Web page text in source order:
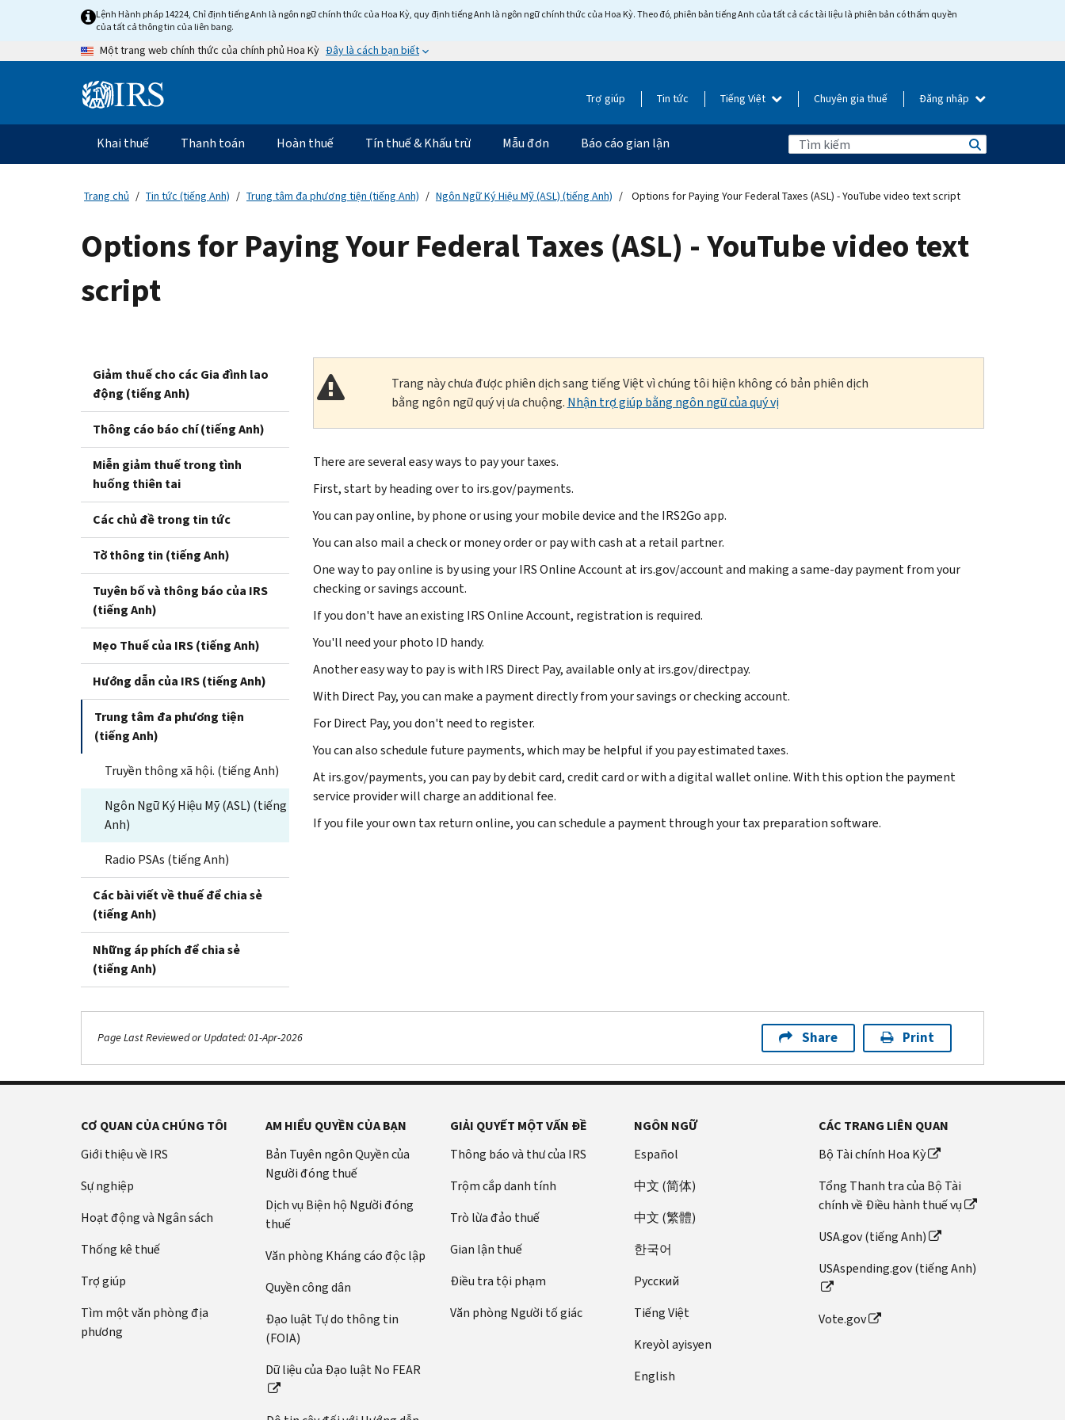
content
Lệnh Hành pháp 14224, Chỉ định tiếng Anh là ngôn ngữ chính thức của Hoa Kỳ, quy định tiếng Anh là ngôn ngữ chính thức của Hoa Kỳ. Theo đó, phiên bản tiếng Anh của tất cả các tài liệu là phiên bản có thẩm quyền
của tất cả thông tin của liên bang.
Một trang web chính thức của chính phủ Hoa Kỳ Đây là cách bạn biết
Information Trợ giúp Tin tức Tiếng Việt Chuyên gia thuế Đăng nhập
Điều
hướng
chính
Khai thuế Thanh toán Hoàn thuế Tín thuế & Khấu trừ Mẫu đơn Báo cáo gian lận
Trang chủ Tin tức (tiếng Anh) Trung tâm đa phương tiện (tiếng Anh) Ngôn Ngữ Ký Hiệu Mỹ (ASL) (tiếng Anh) Options for Paying Your Federal Taxes (ASL) - YouTube video text script
Options for Paying Your Federal Taxes (ASL) - YouTube video text
script
Giảm thuế cho các Gia đình lao
động (tiếng Anh)
Thông cáo báo chí (tiếng Anh)
Miễn giảm thuế trong tình
huống thiên tai
Các chủ đề trong tin tức
Tờ thông tin (tiếng Anh)
Tuyên bố và thông báo của IRS
(tiếng Anh)
Mẹo Thuế của IRS (tiếng Anh)
Hướng dẫn của IRS (tiếng Anh)
Trung tâm đa phương tiện
(tiếng Anh)
Truyền thông xã hội. (tiếng Anh)
Ngôn Ngữ Ký Hiệu Mỹ (ASL) (tiếng
Anh)
Radio PSAs (tiếng Anh)
Các bài viết về thuế để chia sẻ
(tiếng Anh)
Những áp phích để chia sẻ
(tiếng Anh)
Trang này chưa được phiên dịch sang tiếng Việt vì chúng tôi hiện không có bản phiên dịch
bằng ngôn ngữ quý vị ưa chuộng. Nhận trợ giúp bằng ngôn ngữ của quý vị
There are several easy ways to pay your taxes.
First, start by heading over to irs.gov/payments.
You can pay online, by phone or using your mobile device and the IRS2Go app.
You can also mail a check or money order or pay with cash at a retail partner.
One way to pay online is by using your IRS Online Account at irs.gov/account and making a same-day payment from your
checking or savings account.
If you don't have an existing IRS Online Account, registration is required.
You'll need your photo ID handy.
Another easy way to pay is with IRS Direct Pay, available only at irs.gov/directpay.
With Direct Pay, you can make a payment directly from your savings or checking account.
For Direct Pay, you don't need to register.
You can also schedule future payments, which may be helpful if you pay estimated taxes.
At irs.gov/payments, you can pay by debit card, credit card or with a digital wallet online. With this option the payment
service provider will charge an additional fee.
If you file your own tax return online, you can schedule a payment through your tax preparation software.
Page Last Reviewed or Updated: 01-Apr-2026 Share Print
CƠ QUAN CỦA CHÚNG TÔI
Giới thiệu về IRS
Sự nghiệp
Hoạt động và Ngân sách
Thống kê thuế
Trợ giúp
Tìm một văn phòng địa
phương
AM HIỂU QUYỀN CỦA BẠN
Bản Tuyên ngôn Quyền của
Người đóng thuế
Dịch vụ Biện hộ Người đóng
thuế
Văn phòng Kháng cáo độc lập
Quyền công dân
Đạo luật Tự do thông tin
(FOIA)
Dữ liệu của Đạo luật No FEAR
GIẢI QUYẾT MỘT VẤN ĐỀ
Thông báo và thư của IRS
Trộm cắp danh tính
Trò lừa đảo thuế
Gian lận thuế
Điều tra tội phạm
Văn phòng Người tố giác
NGÔN NGỮ
Español
中文 (简体)
中文 (繁體)
한국어
Pусский
Tiếng Việt
Kreyòl ayisyen
English
CÁC TRANG LIÊN QUAN
Bộ Tài chính Hoa Kỳ
Tổng Thanh tra của Bộ Tài
chính về Điều hành thuế vụ
USA.gov (tiếng Anh)
USAspending.gov (tiếng Anh)
Vote.gov